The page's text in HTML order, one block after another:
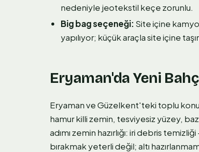
nedeniyle jeotekstil keçe zorunlu.
Big bag seçeneği: Site içine
yapılıyor; küçük araçla site içine
Eryaman'da Yeni
Eryaman ve Güzelkent'teki toplu
hamur killi zemin, tesviyesiz yüzey,
adımı zemin hazırlığı: iri debris
bırakmak yeterli değil; altı